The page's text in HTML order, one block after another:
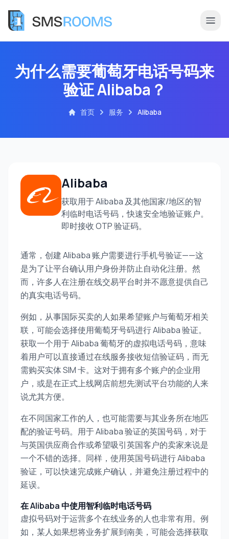
为什么需要葡萄牙电话号码来
验证 Alibaba？
首页 服务 Alibaba
Alibaba
获取用于 Alibaba 及其他国家/地区的智
利临时电话号码，快速安全地验证账户。
即时接收 OTP 验证码。
通常，创建 Alibaba 账户需要进行手机号验证——这
是为了让平台确认用户身份并防止自动化注册。然
而，许多人在注册在线交易平台时并不愿意提供自己
的真实电话号码。
例如，从事国际买卖的人如果希望账户与葡萄牙相关
联，可能会选择使用葡萄牙号码进行 Alibaba 验证。
获取一个用于 Alibaba 葡萄牙的虚拟电话号码，意味
着用户可以直接通过在线服务接收短信验证码，而无
需购买实体 SIM 卡。这对于拥有多个账户的企业用
户，或是在正式上线网店前想先测试平台功能的人来
说尤其方便。
在不同国家工作的人，也可能需要与其业务所在地匹
配的验证号码。用于 Alibaba 验证的英国号码，对于
与英国供应商合作或希望吸引英国客户的卖家来说是
一个不错的选择。同样，使用英国号码进行 Alibaba
验证，可以快速完成账户确认，并避免注册过程中的
延误。
在 Alibaba 中使用智利临时电话号码
虚拟号码对于运营多个在线业务的人也非常有用。例
如，某人如果想将业务扩展到南美，可能会选择获取